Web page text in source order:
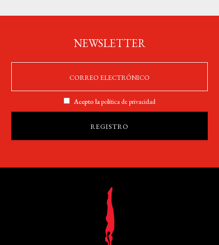
NEWSLETTER
Acepto lapolítica de privacidad